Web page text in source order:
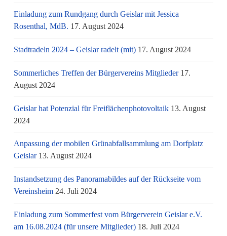
Einladung zum Rundgang durch Geislar mit Jessica
Rosenthal, MdB. 17. August 2024
Stadtradeln 2024 – Geislar radelt (mit) 17. August 2024
Sommerliches Treffen der Bürgervereins Mitglieder 17.
August 2024
Geislar hat Potenzial für Freiflächenphotovoltaik 13. August
2024
Anpassung der mobilen Grünabfallsammlung am Dorfplatz
Geislar 13. August 2024
Instandsetzung des Panoramabildes auf der Rückseite vom
Vereinsheim 24. Juli 2024
Einladung zum Sommerfest vom Bürgerverein Geislar e.V.
am 16.08.2024 (für unsere Mitglieder) 18. Juli 2024